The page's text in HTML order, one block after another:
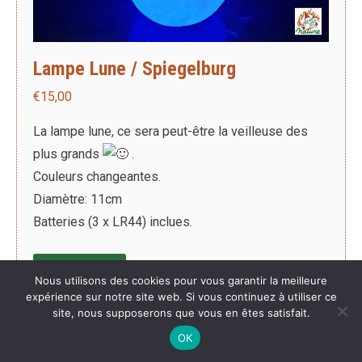
Lampe Lune / Spiegelburg
€15,00
La lampe lune, ce sera peut-être la veilleuse des
plus grands
.
Couleurs changeantes.
Diamètre: 11cm
Batteries (3 x LR44) inclues.
2
Nous utilisons des cookies pour vous garantir la meilleure
expérience sur notre site web. Si vous continuez à utiliser ce
site, nous supposerons que vous en êtes satisfait.
OK